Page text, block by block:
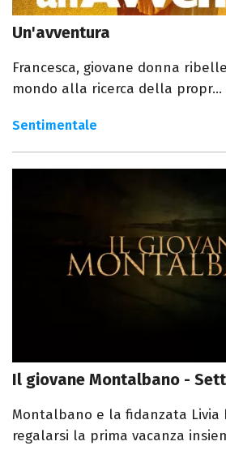
Un'avventura
Francesca, giovane donna
mondo alla ricerca della propr...
Sentimentale
Il giovane Montalbano -
Montalbano e la fidanzata Livia
regalarsi la prima vacanza